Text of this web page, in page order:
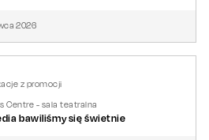
2026
z promocji
Centre - sala teatralna
bawiliśmy się świetnie